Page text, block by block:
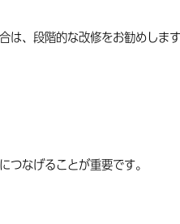
は、段階的な改修をお勧めします
つなげることが重要です。